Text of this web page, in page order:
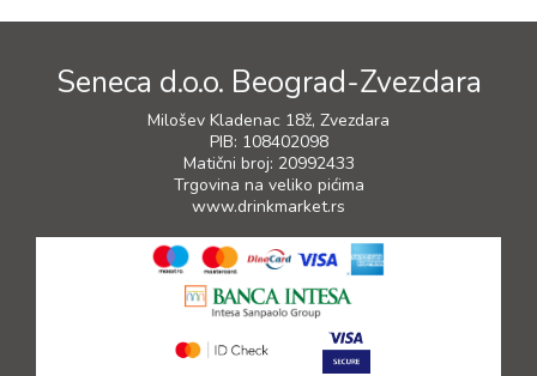
Seneca d.o.o. Beograd-Zvezdara
Milošev Kladenac 18ž, Zvezdara
PIB: 108402098
Matični broj: 20992433
Trgovina na veliko pićima
www.drinkmarket.rs